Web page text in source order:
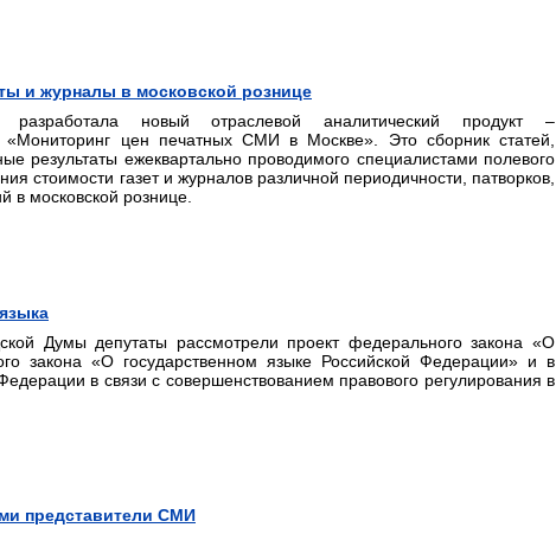
и журналы в московской рознице
разработала новый отраслевой аналитический продукт –
цен печатных СМИ в Москве». Это сборник статей,
результаты ежеквартально проводимого специалистами полевого
стоимости газет и журналов различной периодичности, патворков,
в московской рознице.
Думы депутаты рассмотрели проект федерального закона «О
закона «О государственном языке Российской Федерации» и в
в связи с совершенствованием правового регулирования в
представители СМИ